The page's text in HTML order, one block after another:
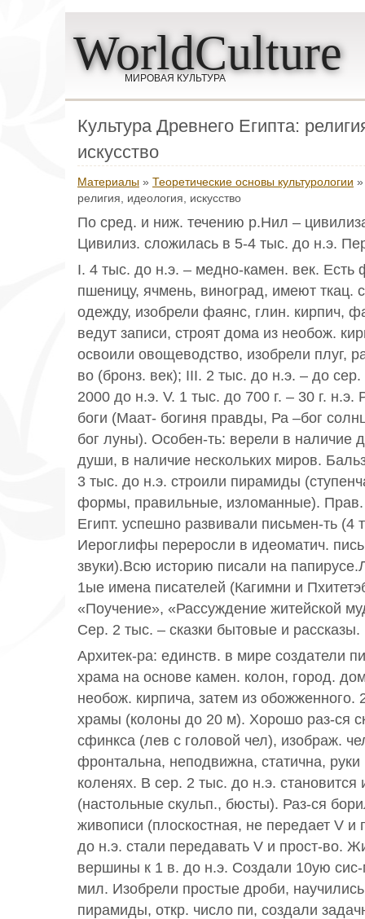
WorldCulture
МИРОВАЯ КУЛЬТУРА
Культура Древнего Египта:
искусство
Материалы » Теоретические основы культурологии »
религия, идеология, искусство
По сред. и ниж. течению р.Нил –
Цивилиз. сложилась в 5-4 тыс. до н.э.
I. 4 тыс. до н.э. – медно-камен. век.
пшеницу, ячмень, виноград, имеют ткац.
одежду, изобрели фаянс, глин. кирпич,
ведут записи, строят дома из необож.
освоили овощеводство, изобрели плуг,
во (бронз. век); III. 2 тыс. до н.э. – до
2000 до н.э. V. 1 тыс. до 700 г. – 30 г. н.э.
боги (Маат- богиня правды, Ра –бог
бог луны). Особен-ть: верели в наличие
души, в наличие нескольких миров.
3 тыс. до н.э. строили пирамиды
формы, правильные, изломанные).
Египт. успешно развивали письмен-ть (4
Иероглифы переросли в идеоматич.
звуки).Всю историю писали на
1ые имена писателей (Кагимни и
«Поучение», «Рассуждение житейской
Сер. 2 тыс. – сказки бытовые и
Архитек-ра: единств. в мире создатели
храма на основе камен. колон, город.
необож. кирпича, затем из обожженного.
храмы (колоны до 20 м). Хорошо раз-ся
сфинкса (лев с головой чел), изображ.
фронтальна, неподвижна, статична,
коленях. В сер. 2 тыс. до н.э.
(настольные скульп., бюсты). Раз-ся
живописи (плоскостная, не передает V и
до н.э. стали передавать V и прост-во.
вершины к 1 в. до н.э. Создали 10ую сис-
мил. Изобрели простые дроби,
пирамиды, откр. число пи, создали